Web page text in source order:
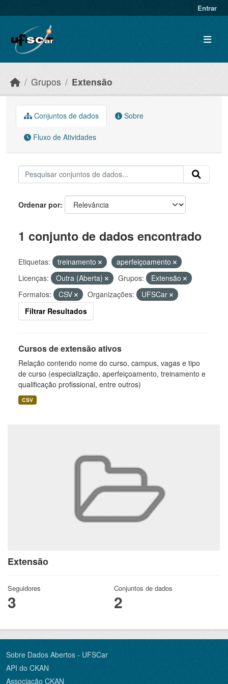
Entrar
Grupos Extensão
Extensão
Seguidores
3
Conjuntos de dados
2
Conjuntos de dados Sobre
Fluxo de Atividades
Ordenar por
1 conjunto de dados encontrado
Etiquetas: treinamento
aperfeiçoamento
Licenças:
Outra (Aberta) Grupos:
Extensão
Formatos:
CSV Organizações:
UFSCar
Filtrar Resultados
Cursos de extensão ativos
Relação contendo nome do curso, campus, vagas e tipo
de curso (especialização, aperfeiçoamento, treinamento e
qualificação profissional, entre outros)
CSV
Sobre Dados Abertos - UFSCar
API do CKAN
Associação CKAN